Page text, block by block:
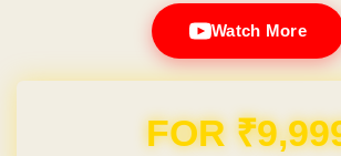
Watch More
FOR